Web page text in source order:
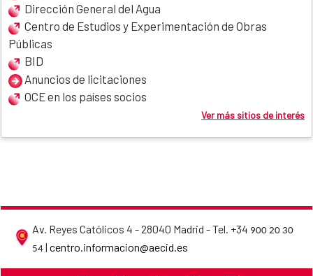
Dirección General del Agua
Centro de Estudios y Experimentación de Obras
Públicas
BID
Anuncios de licitaciones
OCE en los países socios
Ver más sitios de interés
Av. Reyes Católicos 4 - 28040 Madrid - Tel. +34 900 20 30
54 | centro.informacion@aecid.esAECID contact details